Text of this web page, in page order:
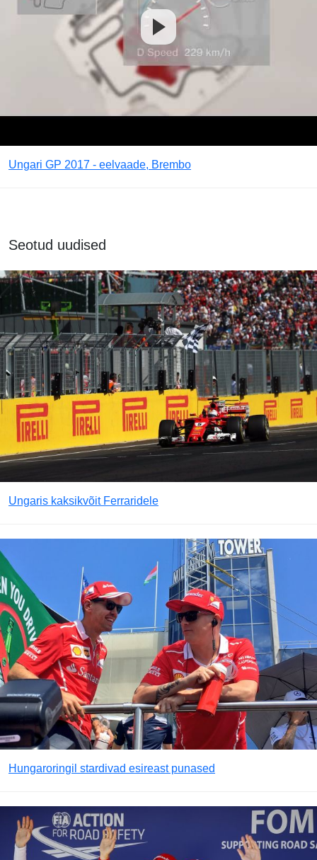
Ungari GP 2017 - eelvaade, Brembo
Seotud uudised
Ungaris kaksikvõit Ferraridele
Hungaroringil stardivad esireast punased